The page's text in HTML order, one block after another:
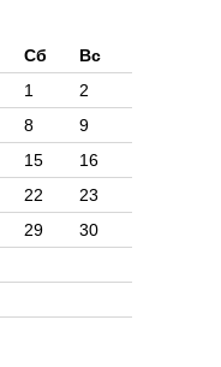
Сб Вс
1
2
8
9
15
16
22
23
29
30